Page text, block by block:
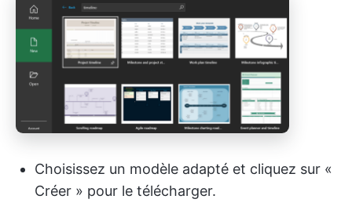
Choisissez un modèle adapté et cliquez sur «
Créer » pour le télécharger.